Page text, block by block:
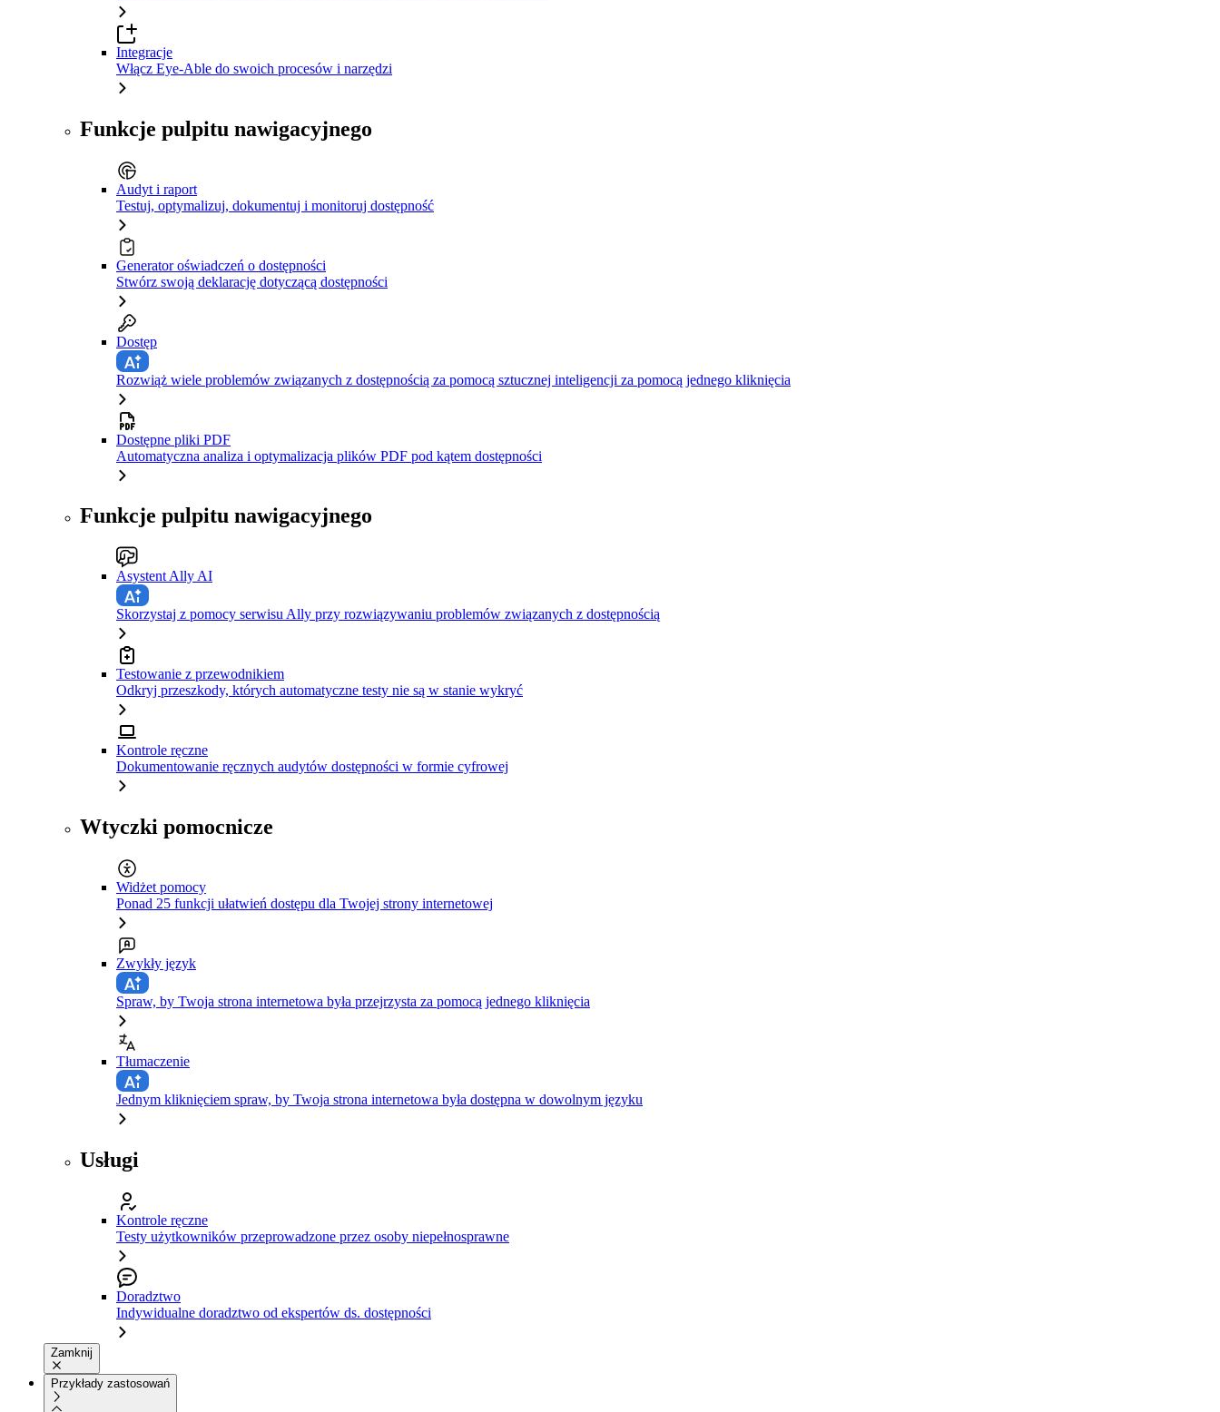
Integracje
Włącz Eye-Able do swoich procesów i narzędzi
Funkcje pulpitu nawigacyjnego
Audyt i raport
Testuj, optymalizuj, dokumentuj i monitoruj dostępność
Generator oświadczeń o dostępności
Stwórz swoją deklarację dotyczącą dostępności
Dostęp
Rozwiąż wiele problemów związanych z dostępnością za pomocą sztucznej inteligencji za pomocą jednego kliknięcia
Dostępne pliki PDF
Automatyczna analiza i optymalizacja plików PDF pod kątem dostępności
Funkcje pulpitu nawigacyjnego
Asystent Ally AI
Skorzystaj z pomocy serwisu Ally przy rozwiązywaniu problemów związanych z dostępnością
Testowanie z przewodnikiem
Odkryj przeszkody, których automatyczne testy nie są w stanie wykryć
Kontrole ręczne
Dokumentowanie ręcznych audytów dostępności w formie cyfrowej
Wtyczki pomocnicze
Widżet pomocy
Ponad 25 funkcji ułatwień dostępu dla Twojej strony internetowej
Zwykły język
Spraw, by Twoja strona internetowa była przejrzysta za pomocą jednego kliknięcia
Tłumaczenie
Jednym kliknięciem spraw, by Twoja strona internetowa była dostępna w dowolnym języku
Usługi
Kontrole ręczne
Testy użytkowników przeprowadzone przez osoby niepełnosprawne
Doradztwo
Indywidualne doradztwo od ekspertów ds. dostępności
Zamknij
Przykłady zastosowań